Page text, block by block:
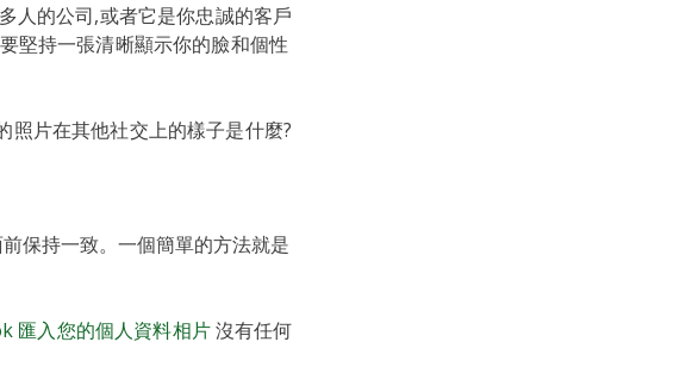
人的公司,或者它是你忠誠的客戶
堅持一張清晰顯示你的臉和個性
照片在其他社交上的樣子是什麼?
保持一致。一個簡單的方法就是
匯入您的個人資料相片沒有任何